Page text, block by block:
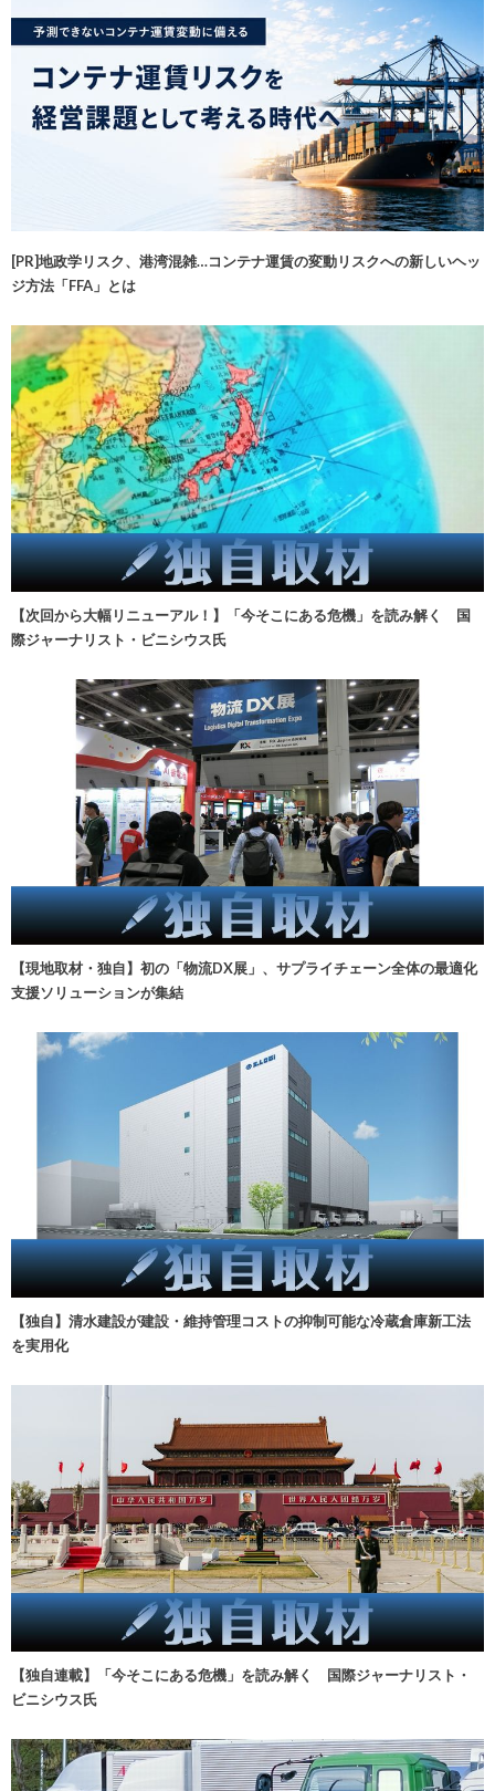
[PR]地政学リスク、港湾混雑…コンテナ運賃の変動リスクへの新しいヘッ
ジ方法「FFA」とは
【次回から大幅リニューアル！】「今そこにある危機」を読み解く 国
際ジャーナリスト・ビニシウス氏
【現地取材・独自】初の「物流DX展」、サプライチェーン全体の最適化
支援ソリューションが集結
【独自】清水建設が建設・維持管理コストの抑制可能な冷蔵倉庫新工法
を実用化
【独自連載】「今そこにある危機」を読み解く 国際ジャーナリスト・
ビニシウス氏